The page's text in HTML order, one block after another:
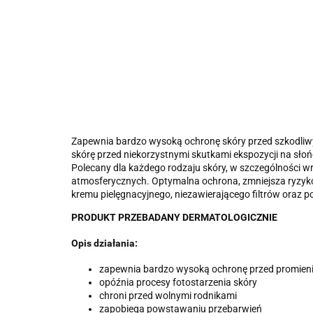
Zapewnia bardzo wysoką ochronę skóry przed
skórę przed niekorzystnymi skutkami ekspozycji na
Polecany dla każdego rodzaju skóry, w szczególności
atmosferycznych. Optymalna ochrona, zmniejsza
kremu pielęgnacyjnego, niezawierającego filtrów oraz
PRODUKT PRZEBADANY DERMATOLOGICZNIE
Opis działania:
zapewnia bardzo wysoką ochronę przed
opóźnia procesy fotostarzenia skóry
chroni przed wolnymi rodnikami
zapobiega powstawaniu przebarwień